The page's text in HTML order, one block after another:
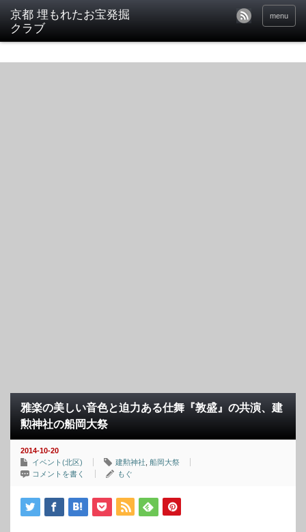
京都 埋もれたお宝発掘
クラブ
menu
雅楽の美しい音色と迫力ある仕舞『敦盛』の共演、建
勲神社の船岡大祭
2014-10-20
イベント(北区)
建勲神社 船岡大祭
コメントを書く
もぐ